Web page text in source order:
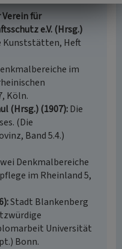
für
e.V. (Hrsg.)
Kunststätten, Heft
im
Köln.
(Hrsg.) (1907) Die
(Die
Band 5.4.)
Denkmalbereiche
im Rheinland 5,
Stadt Blankenberg
Universität
Bonn.